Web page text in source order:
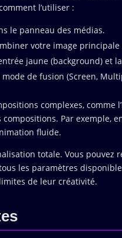
l’utiliser :
le panneau des médias.
votre image principale
jaune (background) et
de fusion (Screen,
complexes, comme
Par exemple,
fluide.
totale. Vous
les paramètres
de leur créativité.